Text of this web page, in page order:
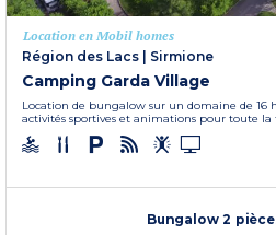
Location en Mobil homes
Région des Lacs
Sirmione
Camping Garda Village
Location de bungalow sur un domaine de 16
activités sportives et animations pour toute la
Bungalow 2